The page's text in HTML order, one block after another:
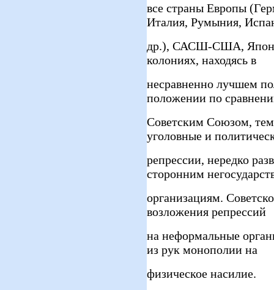
все страны Европы
Италия, Румыния,
др.), САСШ-США,
колониях, находясь в
несравненно лучшем
положении по
Советским Союзом,
уголовные и
репрессии, нередко
сторонним
организациям.
возложения репрессий
на неформальные
из рук монополии на
физическое насилие.